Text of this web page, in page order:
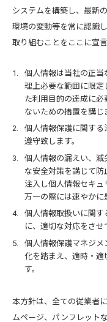
システムを構築し、最新
環境の変動等を常に認識
取り組むことをここに宣言
個人情報は当社の正
理上必要な範囲に限定
た利用目的の達成に
ないための措置を講じ
個人情報保護に関する
遵守致します。
個人情報の漏えい、
な安全対策を講じて
注入し個人情報セキュ
万一の際には速やかに
個人情報取扱いに関
に、適切な対応をさせ
個人情報保護マネジ
化を踏まえ、適時・適
す。
本方針は、全ての従業者
ムページ、パンフレット